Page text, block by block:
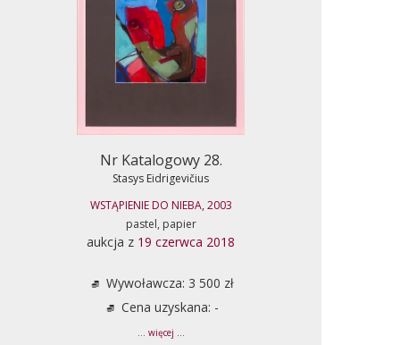
Nr Katalogowy 28.
Stasys Eidrigevičius
WSTĄPIENIE DO NIEBA, 2003
pastel, papier
aukcja z 19 czerwca 2018
Wywoławcza: 3 500 zł
Cena uzyskana: -
... więcej ...